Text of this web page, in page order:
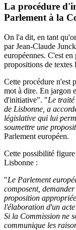
La procédure
Parlement à la
On l'a dit, en tant
par Jean-Claude
européennes. C'est en
propositions de textes
Cette procédure n'est
mot à dire. En jargon
d'initiative". "Le
de Lisbonne, a
législative qui lui
soumettre une
Parlement européen.
Cette possibilité figure
Lisbonne :
"Le Parlement
composent,
proposition
l'élaboration d'un
Si la Commission ne
communique les